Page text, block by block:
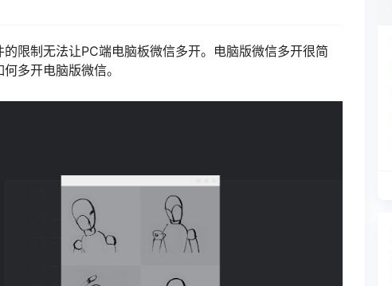
限制无法让PC端电脑板微信多开。电脑版微信多开很简
多开电脑版微信。